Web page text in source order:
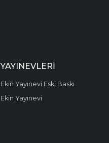
YAYINEVLERI
Ekin Yayınevi Eski Baskı
Ekin Yayınevi